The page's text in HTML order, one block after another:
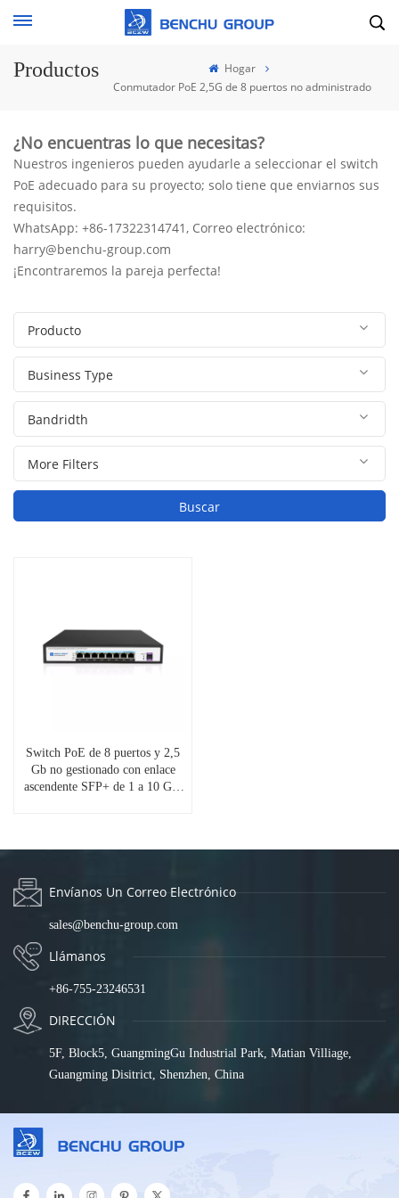
Productos
Hogar
Conmutador PoE 2,5G de 8 puertos no administrado
¿No encuentras lo que necesitas?
Nuestros ingenieros pueden ayudarle a seleccionar el switch
PoE adecuado para su proyecto; solo tiene que enviarnos sus
requisitos.
WhatsApp: +86-17322314741, Correo electrónico:
harry@benchu-group.com
¡Encontraremos la pareja perfecta!
Buscar
Switch PoE de 8 puertos y 2,5
Gb no gestionado con enlace
ascendente SFP+ de 1 a 10 Gb,
Envíanos Un Correo Electrónico
sales@benchu-group.com
Llámanos
+86-755-23246531
DIRECCIÓN
5F, Block5, GuangmingGu Industrial Park, Matian Villiage,
Guangming Disitrict, Shenzhen, China